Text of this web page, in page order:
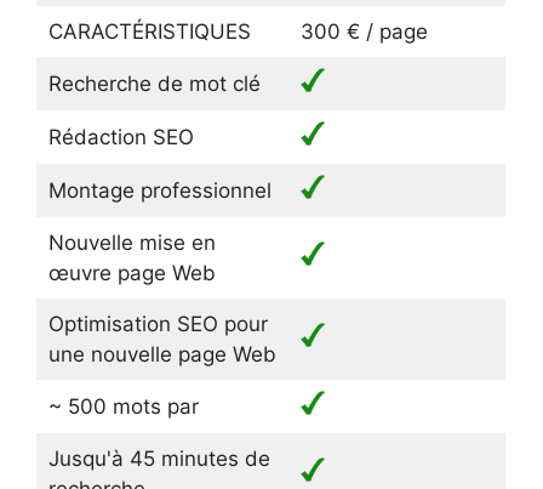
CARACTÉRISTIQUES 300 € / page
Recherche de mot clé
Rédaction SEO
Montage professionnel
Nouvelle mise en
œuvre page Web
Optimisation SEO pour
une nouvelle page Web
~ 500 mots par
Jusqu'à 45 minutes de